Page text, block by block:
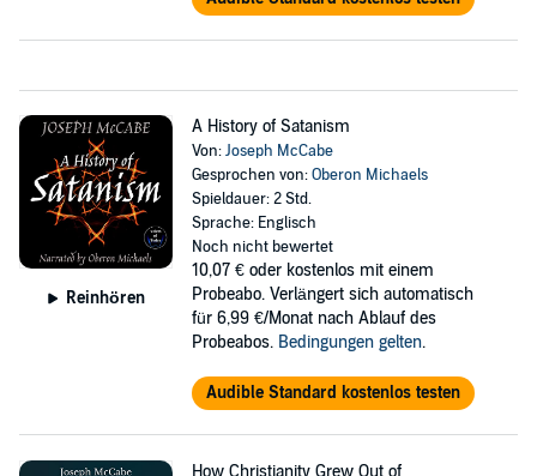
Reinhören
A History of Satanism
Von:Joseph McCabe
Gesprochen von:Oberon Michaels
Spieldauer: 2 Std.
Sprache: Englisch
Noch nicht bewertet
10,07 € oder kostenlos mit einem
Probeabo. Verlängert sich automatisch
für 6,99 €/Monat nach Ablauf des
Probeabos. Bedingungen gelten.
Audible Standard kostenlos testen
How Christianity Grew Out of